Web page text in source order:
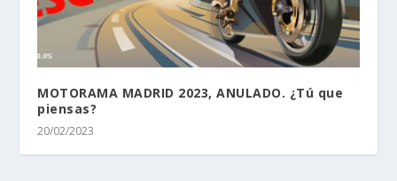
MOTORAMA MADRID 2023, ANULADO. ¿Tú que
piensas?
20/02/2023